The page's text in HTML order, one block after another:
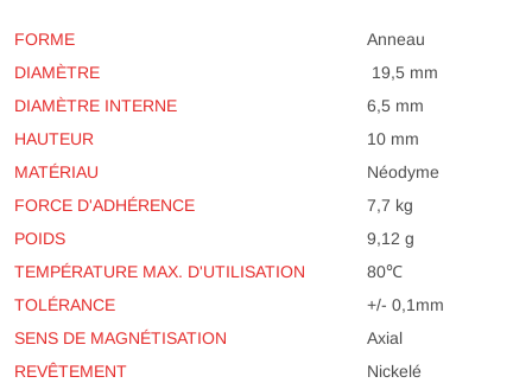
FORME
Anneau
DIAMÈTRE
19,5 mm
DIAMÈTRE INTERNE
6,5 mm
HAUTEUR
10 mm
MATÉRIAU
Néodyme
FORCE D'ADHÉRENCE
7,7 kg
POIDS
9,12 g
TEMPÉRATURE MAX. D'UTILISATION
80℃
TOLÉRANCE
+/- 0,1mm
SENS DE MAGNÉTISATION
Axial
REVÊTEMENT
Nickelé